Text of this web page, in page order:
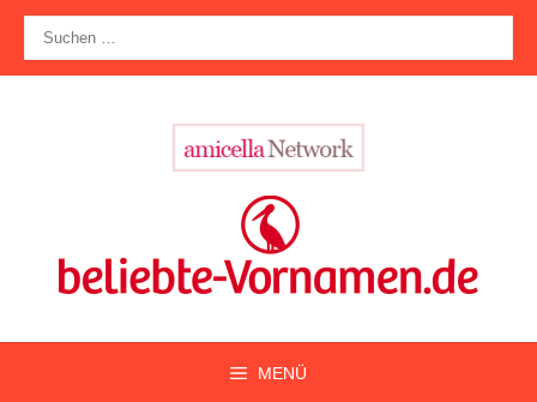
Zum
Inhalt
springen
nach:
MENÜ